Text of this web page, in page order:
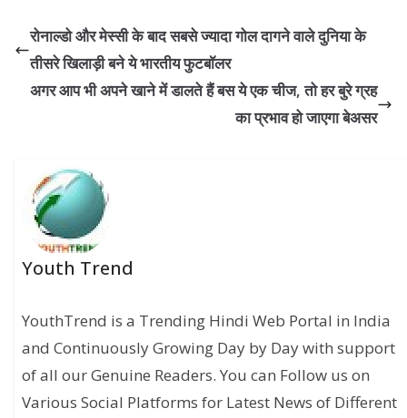
रोनाल्डो और मेस्सी के बाद सबसे ज्यादा गोल दागने वाले दुनिया के
तीसरे खिलाड़ी बने ये भारतीय फुटबॉलर
अगर आप भी अपने खाने में डालते हैं बस ये एक चीज, तो हर बुरे ग्रह
का प्रभाव हो जाएगा बेअसर
Youth Trend
YouthTrend is a Trending Hindi Web Portal in India
and Continuously Growing Day by Day with support
of all our Genuine Readers. You can Follow us on
Various Social Platforms for Latest News of Different